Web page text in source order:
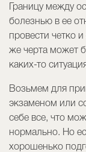
Границу между
болезнью в ее
провести четко
же черта может
каких-то
Возьмем для
экзаменом или
себе все, что
нормально. Но
хорошенько